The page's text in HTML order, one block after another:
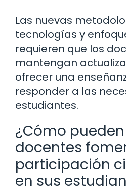
Las nuevas
tecnologías y
requieren que los
mantengan
ofrecer una
responder a las
estudiantes.
¿Cómo
docentes
participación
en sus